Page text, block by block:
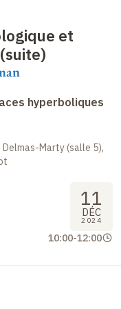
et
hyperboliques
Marty (salle 5),
11
DÉC
2024
10:00-12:00